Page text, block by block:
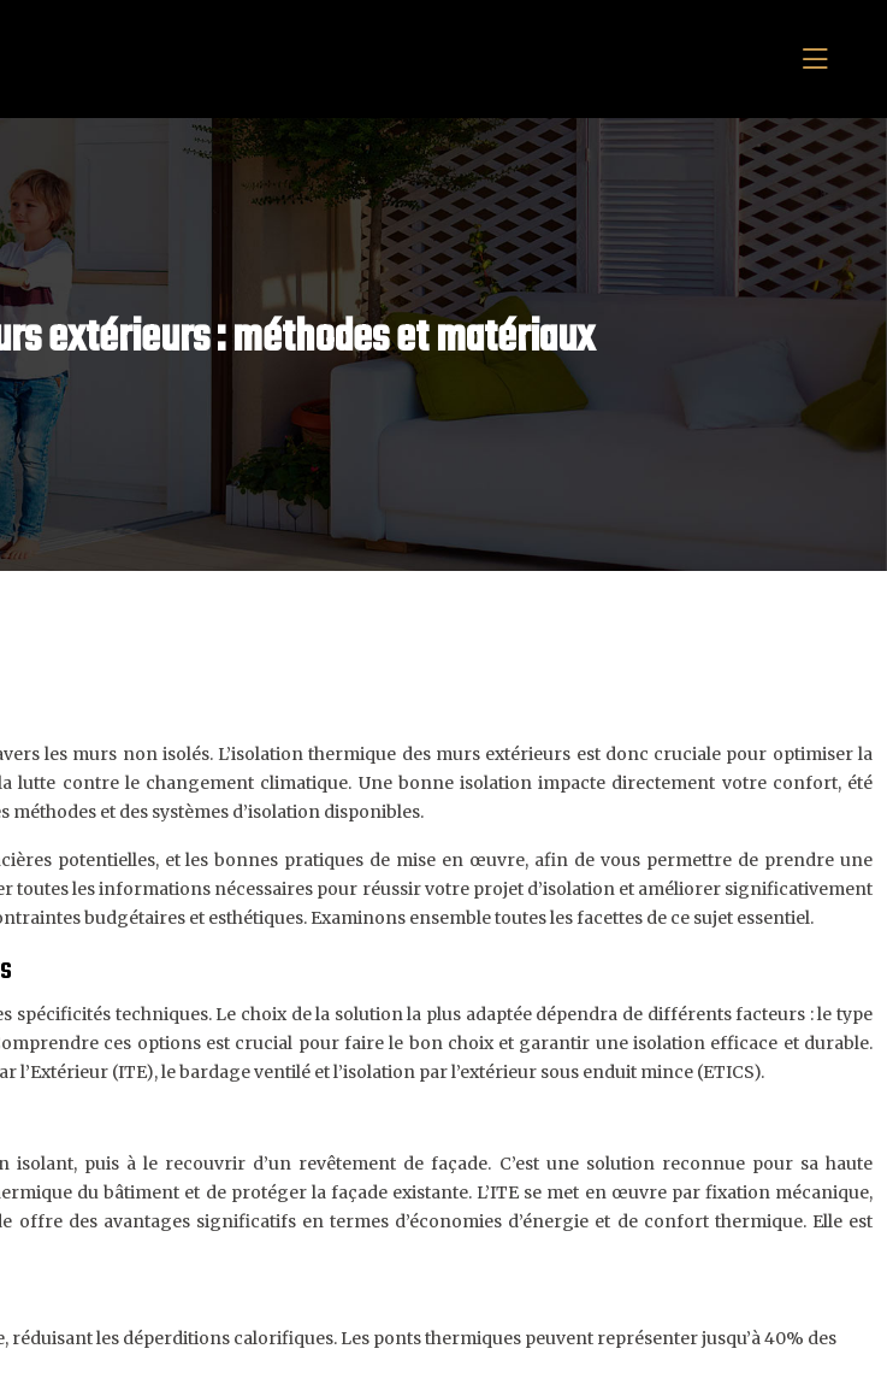
extérieurs : méthodes et matériaux
les murs non isolés. L’isolation thermique des murs extérieurs est donc cruciale pour optimiser la
contre le changement climatique. Une bonne isolation impacte directement votre confort, été
et des systèmes d’isolation disponibles.
potentielles, et les bonnes pratiques de mise en œuvre, afin de vous permettre de prendre une
toutes les informations nécessaires pour réussir votre projet d’isolation et améliorer significativement
budgétaires et esthétiques. Examinons ensemble toutes les facettes de ce sujet essentiel.
techniques. Le choix de la solution la plus adaptée dépendra de différents facteurs : le type
ces options est crucial pour faire le bon choix et garantir une isolation efficace et durable.
(ITE), le bardage ventilé et l’isolation par l’extérieur sous enduit mince (ETICS).
puis à le recouvrir d’un revêtement de façade. C’est une solution reconnue pour sa haute
du bâtiment et de protéger la façade existante. L’ITE se met en œuvre par fixation mécanique,
offre des avantages significatifs en termes d’économies d’énergie et de confort thermique. Elle est
réduisant les déperditions calorifiques. Les ponts thermiques peuvent représenter jusqu’à 40% des